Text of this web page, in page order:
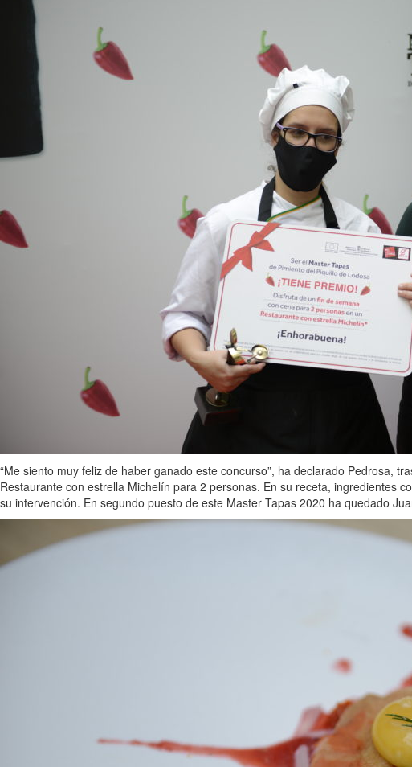
“Me siento muy feliz de haber ganado este concurso”, ha declarado Pedrosa,
Restaurante con estrella Michelín para 2 personas. En su receta, ingredientes
su intervención. En segundo puesto de este Master Tapas 2020 ha quedado